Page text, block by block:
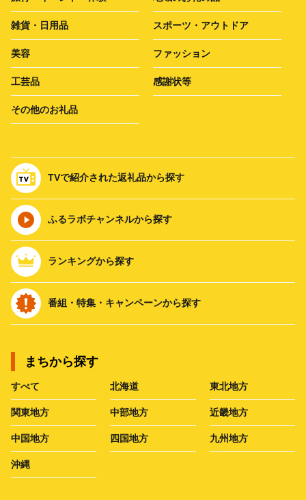
雑貨・日用品 スポーツ・アウトドア
美容 ファッション
工芸品 感謝状等
その他のお礼品
TVで紹介された返礼品から探す
ふるラボチャンネルから探す
ランキングから探す
番組・特集・キャンペーンから探す
まちから探す
すべて 北海道 東北地方
関東地方 中部地方 近畿地方
中国地方 四国地方 九州地方
沖縄